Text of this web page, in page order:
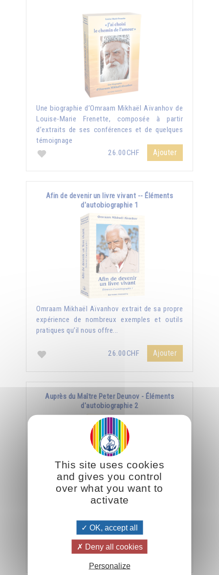
Une biographie d’Omraam Mikhaël Aïvanhov de
Louise-Marie Frenette, composée à partir
d’extraits de ses conférences et de quelques
témoignage
26.00CHF
Ajouter
Afin de devenir un livre vivant -- Éléments
d'autobiographie 1
Omraam Mikhaël Aïvanhov extrait de sa propre
expérience de nombreux exemples et outils
pratiques qu’il nous offre...
26.00CHF Ajouter
Auprès du Maître Peter Deunov - Éléments
d'autobiographie 2
et il a besoin que ses disciples deviennent
aussi des livres vivants. »
26.00CHF
This site uses cookies
and gives you control
over what you want to
activate
OK, accept all
Deny all cookies
Personalize